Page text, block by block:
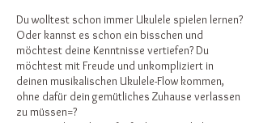
Du wolltest schon immer Ukulele spielen lernen?
Oder kannst es schon ein bisschen und
möchtest deine Kenntnisse vertiefen? Du
möchtest mit Freude und unkompliziert in
deinen musikalischen Ukulele-Flow kommen,
ohne dafür dein gemütliches Zuhause verlassen
zu müssen=?
Dann mach mit beim fünfteiligen Workshop